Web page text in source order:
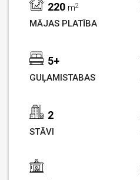
220 m2
MĀJAS PLATĪBA
5+
GUĻAMISTABAS
2
STĀVI